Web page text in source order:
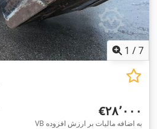
1 /7
‎€۲۸٬۰۰۰
VB به اضافه مالیات بر ارزش افزوده